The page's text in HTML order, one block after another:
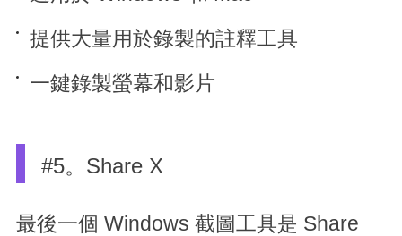
提供大量用於錄製的註釋工具
一鍵錄製螢幕和影片
#5。Share X
最後一個 Windows 截圖工具是 Share